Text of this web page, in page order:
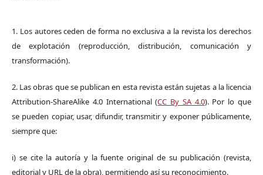
1. Los autores ceden de forma no exclusiva a la revista los derechos
de explotación (reproducción, distribución, comunicación y
transformación).
2. Las obras que se publican en esta revista están sujetas a la licencia
Attribution-ShareAlike 4.0 International (CC By SA 4.0). Por lo que
se pueden copiar, usar, difundir, transmitir y exponer públicamente,
siempre que:
i) se cite la autoría y la fuente original de su publicación (revista,
editorial y URL de la obra), permitiendo así su reconocimiento.